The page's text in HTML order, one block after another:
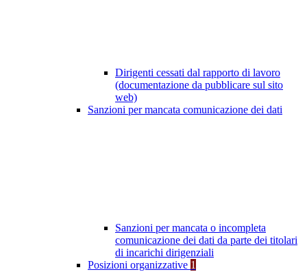
Dirigenti cessati dal rapporto di lavoro
(documentazione da pubblicare sul sito
web)
Sanzioni per mancata comunicazione dei dati
Sanzioni per mancata o incompleta
comunicazione dei dati da parte dei titolari
di incarichi dirigenziali
Posizioni organizzative 1